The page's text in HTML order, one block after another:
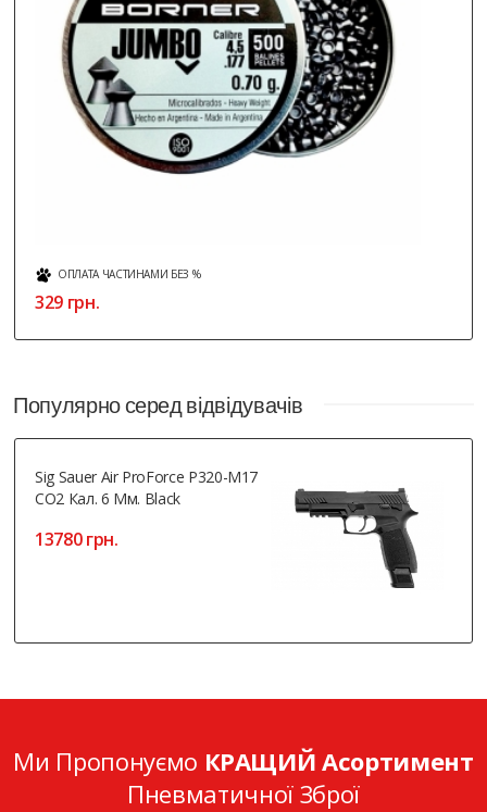
ОПЛАТА ЧАСТИНАМИ БЕЗ %
329 грн.
Популярно серед відвідувачів
Sig Sauer Air ProForce P320-M17
CO2 Кал. 6 Мм. Black
13780 грн.
Ми Пропонуємо КРАЩИЙ Асортимент
Пневматичної Зброї